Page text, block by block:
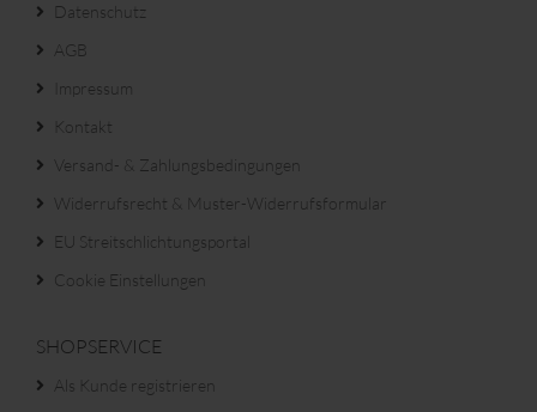
Datenschutz
AGB
Impressum
Kontakt
Versand- & Zahlungsbedingungen
Widerrufsrecht & Muster-Widerrufsformular
EU Streitschlichtungsportal
Cookie Einstellungen
SHOPSERVICE
Als Kunde registrieren